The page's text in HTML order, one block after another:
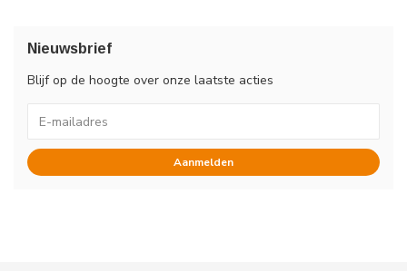
Nieuwsbrief
Blijf op de hoogte over onze laatste acties
Aanmelden